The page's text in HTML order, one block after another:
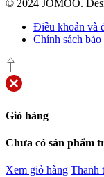
© 2024 JOMOO.
Điều khoản và
Chính sách bảo
Giỏ hàng
Chưa có sản phẩm
Xem giỏ hàng Thanh